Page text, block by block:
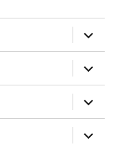
laienda
laienda
laienda
laienda